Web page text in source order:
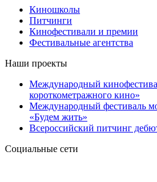
Киношколы
Питчинги
Кинофестивали и премии
Фестивальные агентства
Наши проекты
Международный
короткометражного кино»
Международный фестиваль
«Будем жить»
Всероссийский питчинг
Социальные сети